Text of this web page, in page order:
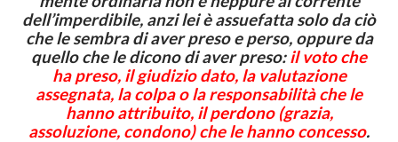
dell’imperdibile, anzi lei è assuefatta solo da ciò
che le sembra di aver preso e perso, oppure da
quello che le dicono di aver preso:il voto che
ha preso, il giudizio dato, la valutazione
assegnata, la colpa o la responsabilità che le
hanno attribuito, il perdono (grazia,
assoluzione, condono) che le hanno concesso.